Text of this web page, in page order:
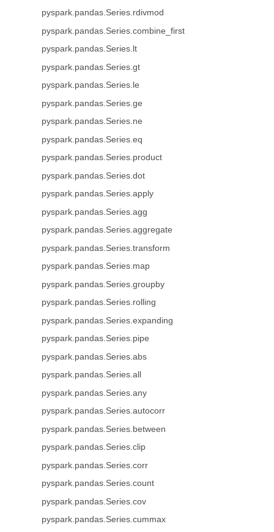
pyspark.pandas.Series.rdivmod
pyspark.pandas.Series.combine_first
pyspark.pandas.Series.lt
pyspark.pandas.Series.gt
pyspark.pandas.Series.le
pyspark.pandas.Series.ge
pyspark.pandas.Series.ne
pyspark.pandas.Series.eq
pyspark.pandas.Series.product
pyspark.pandas.Series.dot
pyspark.pandas.Series.apply
pyspark.pandas.Series.agg
pyspark.pandas.Series.aggregate
pyspark.pandas.Series.transform
pyspark.pandas.Series.map
pyspark.pandas.Series.groupby
pyspark.pandas.Series.rolling
pyspark.pandas.Series.expanding
pyspark.pandas.Series.pipe
pyspark.pandas.Series.abs
pyspark.pandas.Series.all
pyspark.pandas.Series.any
pyspark.pandas.Series.autocorr
pyspark.pandas.Series.between
pyspark.pandas.Series.clip
pyspark.pandas.Series.corr
pyspark.pandas.Series.count
pyspark.pandas.Series.cov
pyspark.pandas.Series.cummax